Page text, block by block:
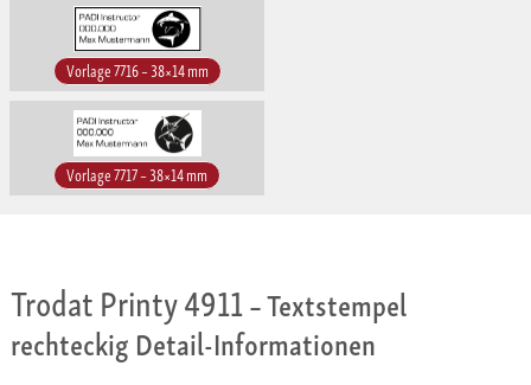
Vorlage 7716 – 38×14 mm
Vorlage 7717 – 38×14 mm
Trodat Printy 4911– Textstempel
rechteckig Detail-Informationen